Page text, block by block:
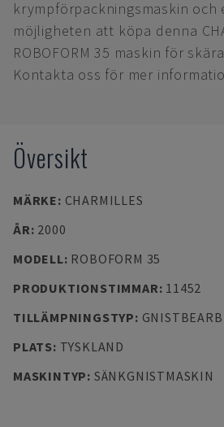
krympförpackningsmaskin och
möjligheten att köpa denna
ROBOFORM 35 maskin för
Kontakta oss för mer
Översikt
MÄRKE: CHARMILLES
ÅR: 2000
MODELL: ROBOFORM 35
PRODUKTIONSTIMMAR: 11452
TILLÄMPNINGSTYP:
PLATS: TYSKLAND
MASKINTYP: SÄNKGNISTMASKIN